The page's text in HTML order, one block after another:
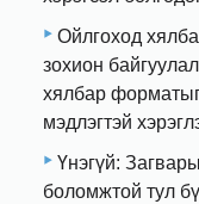
Ойлгоход
зохион
хялбар
мэдлэгтэй
Үнэгүй:
боломжтой тул